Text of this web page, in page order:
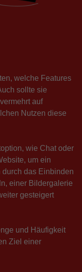
welche Features
sollte sie
auf
Nutzen diese
wie Chat oder
um ein
das Einbinden
einer Bildergalerie
gesteigert
und Häufigkeit
Ziel einer